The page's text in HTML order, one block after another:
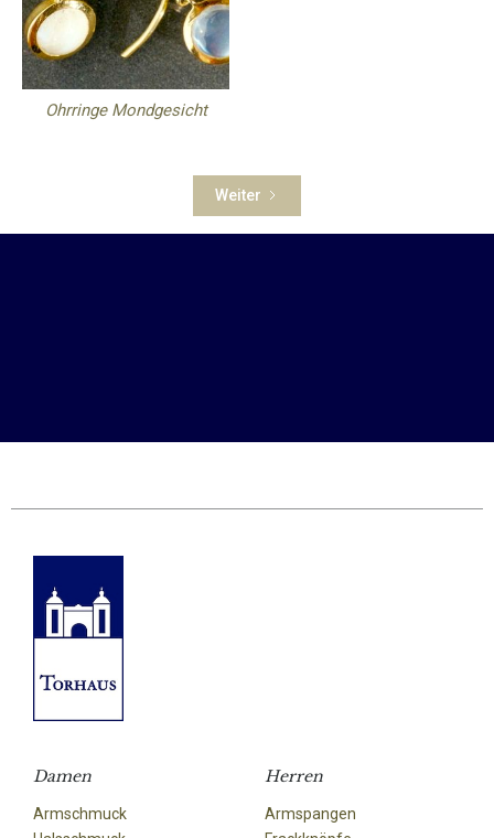
Ohrringe Mondgesicht
Weiter
Damen
Armschmuck
Herren
Armspangen